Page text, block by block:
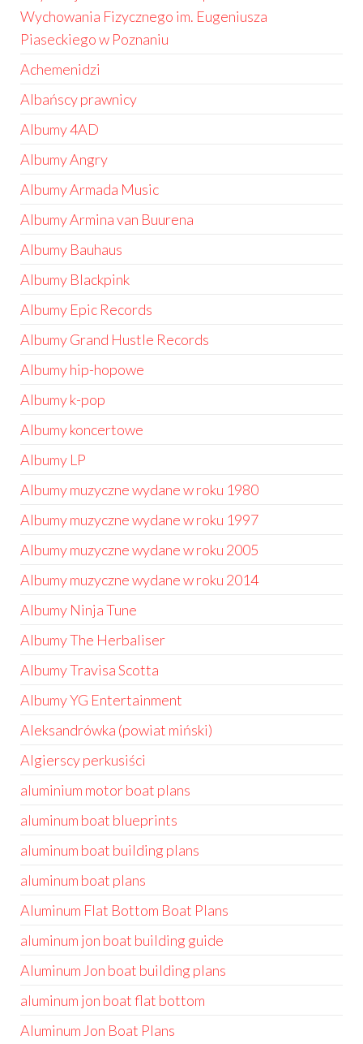
Wychowania Fizycznego im. Eugeniusza
Piaseckiego w Poznaniu
Achemenidzi
Albańscy prawnicy
Albumy 4AD
Albumy Angry
Albumy Armada Music
Albumy Armina van Buurena
Albumy Bauhaus
Albumy Blackpink
Albumy Epic Records
Albumy Grand Hustle Records
Albumy hip-hopowe
Albumy k-pop
Albumy koncertowe
Albumy LP
Albumy muzyczne wydane w roku 1980
Albumy muzyczne wydane w roku 1997
Albumy muzyczne wydane w roku 2005
Albumy muzyczne wydane w roku 2014
Albumy Ninja Tune
Albumy The Herbaliser
Albumy Travisa Scotta
Albumy YG Entertainment
Aleksandrówka (powiat miński)
Algierscy perkusiści
aluminium motor boat plans
aluminum boat blueprints
aluminum boat building plans
aluminum boat plans
Aluminum Flat Bottom Boat Plans
aluminum jon boat building guide
Aluminum Jon boat building plans
aluminum jon boat flat bottom
Aluminum Jon Boat Plans